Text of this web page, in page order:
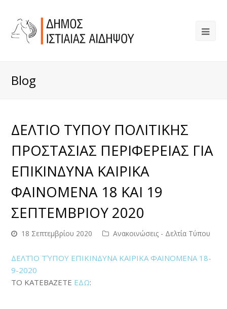
Blog
ΔΕΛΤIΟ ΤYΠΟΥ ΠΟΛΙΤΙΚΗΣ
ΠΡΟΣΤΑΣΙΑΣ ΠΕΡΙΦΕΡΕΙΑΣ ΓΙΑ
ΕΠΙΚΙΝΔΥΝΑ ΚΑΙΡΙΚΑ
ΦΑΙΝΟΜΕΝΑ 18 ΚΑΙ 19
ΣΕΠΤΕΜΒΡΙΟΥ 2020
18 Σεπτεμβρίου 2020 Ανακοινώσεις - Δελτία Τύπου
ΔΕΛΤΊΟ ΤΎΠΟΥ ΕΠΙΚΙΝΔΥΝΑ ΚΑΙΡΙΚΑ ΦΑΙΝΟΜΕΝΑ 18-
9-2020
ΤΟ ΚΑΤΕΒΑΖΕΤΕ ΕΔΩ: